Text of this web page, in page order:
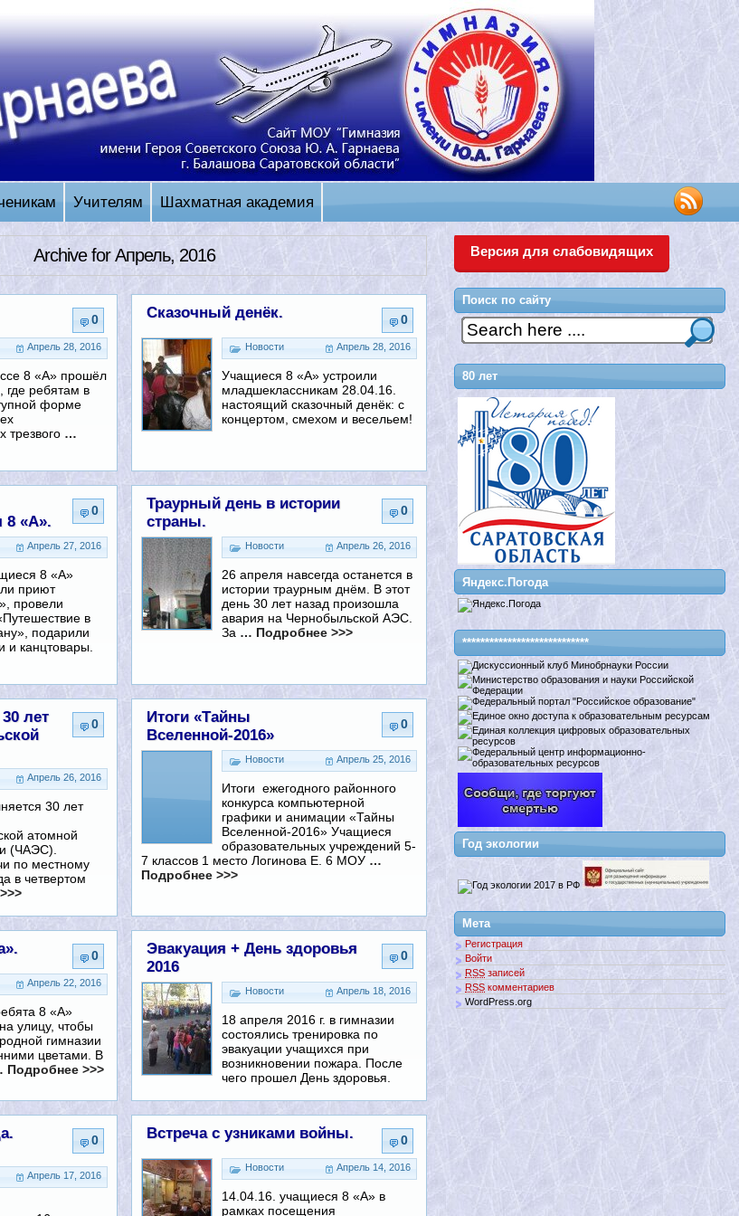
Учителям Шахматная академия
Archive for Апрель, 2016
0
Апрель 28, 2016
8 «А» прошёл
где ребятам в
форме
трезвого …
0
Сказочный денёк.
Апрель 28, 2016
Новости
Учащиеся 8 «А» устроили
младшеклассникам 28.04.16.
настоящий сказочный денёк: с
концертом, смехом и весельем!
0
8 «А».
Апрель 27, 2016
8 «А»
приют
провели
в
подарили
и канцтовары.
0
Траурный день в истории
страны.
Апрель 26, 2016
Новости
26 апреля навсегда останется в
истории траурным днём. В этот
день 30 лет назад произошла
авария на Чернобыльской АЭС.
За … Подробнее >>>
0
лет
Апрель 26, 2016
30 лет
атомной
(ЧАЭС).
по местному
в четвертом
0
Итоги «Тайны
Вселенной-2016»
Апрель 25, 2016
Новости
Итоги ежегодного районного
конкурса компьютерной
графики и анимации «Тайны
Вселенной-2016» Учащиеся
образовательных учреждений 5-
7 классов 1 место Логинова Е. 6 МОУ …
Подробнее >>>
0
Апрель 22, 2016
8 «А»
улицу, чтобы
гимназии
цветами. В
Подробнее >>>
0
Эвакуация + День здоровья
2016
Апрель 18, 2016
Новости
18 апреля 2016 г. в гимназии
состоялись тренировка по
эвакуации учащихся при
возникновении пожара. После
чего прошел День здоровья.
0
Апрель 17, 2016
0
Встреча с узниками войны.
Апрель 14, 2016
Новости
14.04.16. учащиеся 8 «А» в
рамках посещения
Версия для слабовидящих
Поиск по сайту
80 лет
Яндекс.Погода
****************************
Год экологии
Мета
Регистрация
Войти
RSS записей
RSS комментариев
WordPress.org